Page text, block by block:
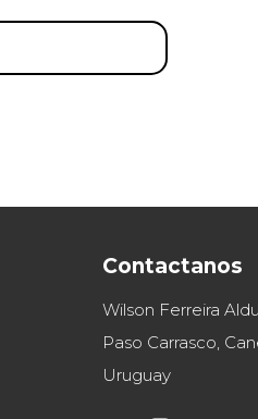
Contactanos
Wilson Ferreira
Paso Carrasco,
Uruguay